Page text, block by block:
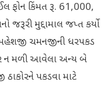
ફોન કિંમત રૂ. 61,000,
મુદ્દામાલ જપ્ત કર્યો
ચમનજીની ધરપકડ
ન મળી આવેલા અન્ય બે
પકડવા માટે